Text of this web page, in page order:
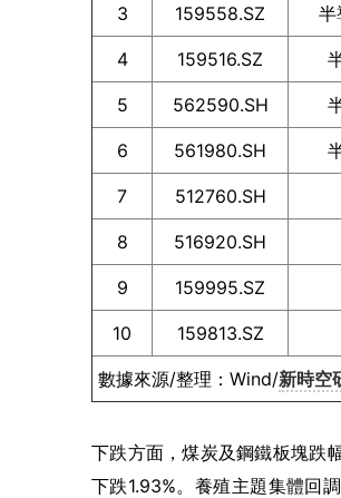
3 159558.SZ 半
4 159516.SZ
5 562590.SH
6 561980.SH
7 512760.SH
8 516920.SH
9 159995.SZ
10 159813.SZ
數據來源/整理：Wind/新時空
下跌方面，煤炭及鋼鐵板塊跌
下跌1.93%。養殖主題集體回